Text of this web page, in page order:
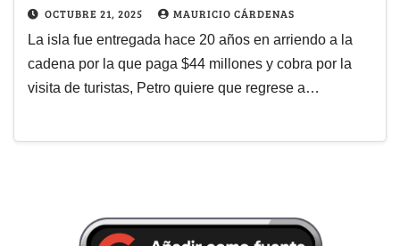
OCTUBRE 21, 2025 MAURICIO CÁRDENAS
La isla fue entregada hace 20 años en arriendo a la
cadena por la que paga $44 millones y cobra por la
visita de turistas, Petro quiere que regrese a…